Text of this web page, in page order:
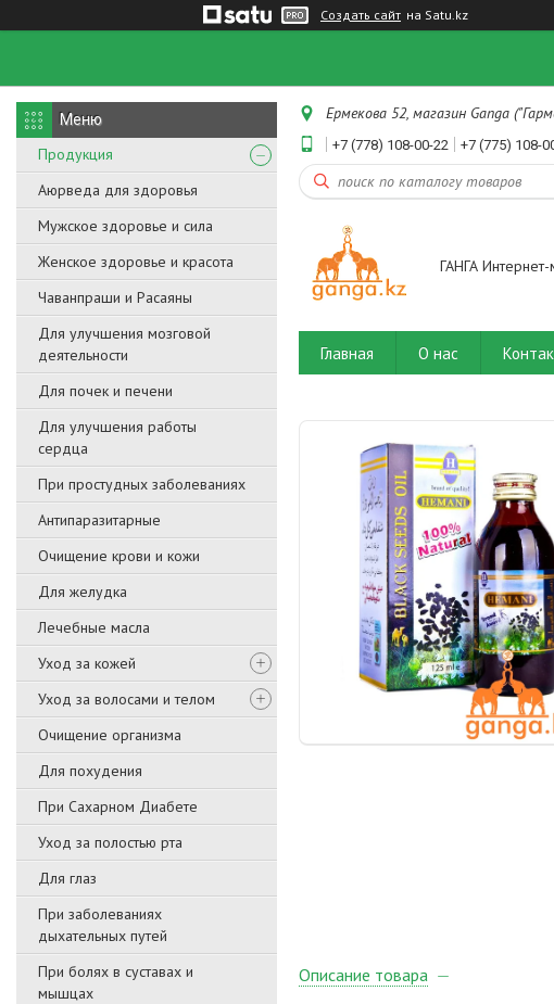
Создать сайт на Satu.kz
Продукция
Аюрведа для здоровья
Мужское здоровье и сила
Женское здоровье и красота
Чаванпраши и Расаяны
Для улучшения мозговой
деятельности
Для почек и печени
Для улучшения работы
сердца
При простудных заболеваниях
Антипаразитарные
Очищение крови и кожи
Для желудка
Лечебные масла
Уход за кожей
Уход за волосами и телом
Очищение организма
Для похудения
При Сахарном Диабете
Уход за полостью рта
Для глаз
При заболеваниях
дыхательных путей
При болях в суставах и
мышцах
Ермекова 52, магазин Ganga
+7 (778) 108-00-22 +7 (775) 108-
ГАНГА Интернет-
Главная О нас
Описание товара